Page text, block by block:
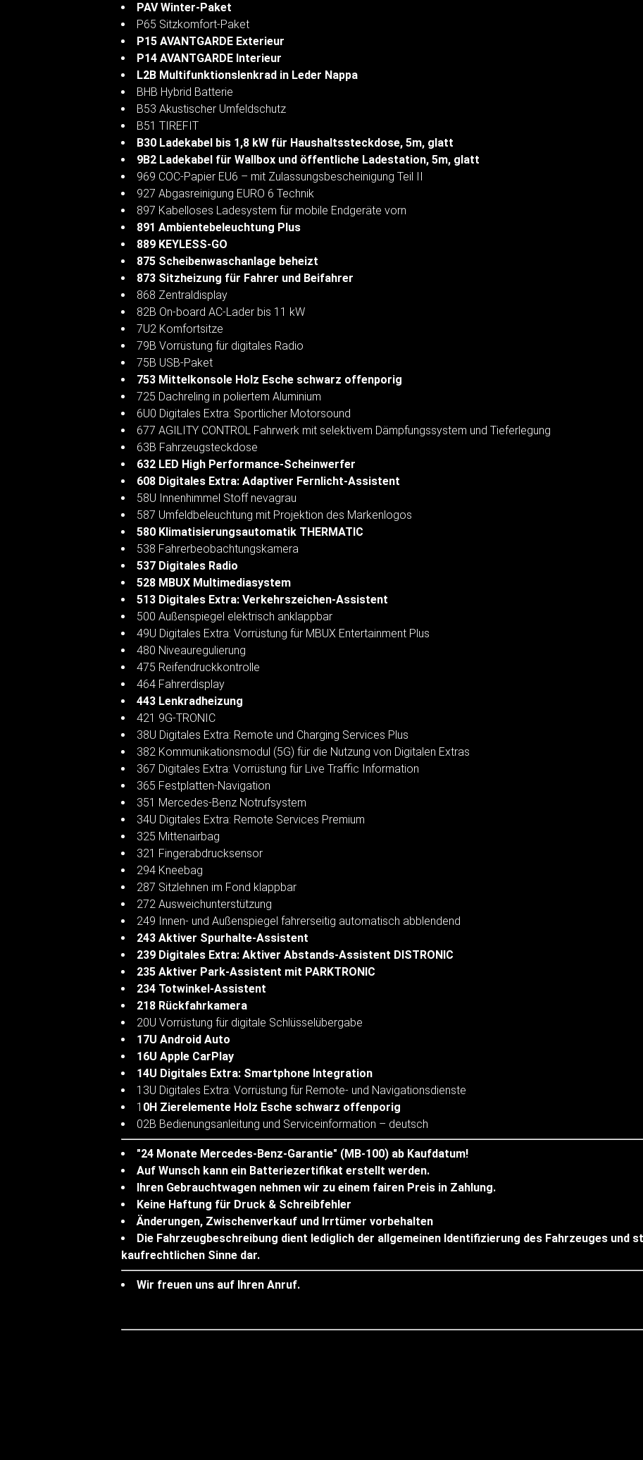
PAV Winter-Paket
P65 Sitzkomfort-Paket
P15 AVANTGARDE Exterieur
P14 AVANTGARDE Interieur
L2B Multifunktionslenkrad in Leder Nappa
BHB Hybrid Batterie
B53 Akustischer Umfeldschutz
B51 TIREFIT
B30 Ladekabel bis 1,8 kW für Haushaltssteckdose, 5m, glatt
9B2 Ladekabel für Wallbox und öffentliche Ladestation, 5m, glatt
969 COC-Papier EU6 – mit Zulassungsbescheinigung Teil II
927 Abgasreinigung EURO 6 Technik
897 Kabelloses Ladesystem für mobile Endgeräte vorn
891 Ambientebeleuchtung Plus
889 KEYLESS-GO
875 Scheibenwaschanlage beheizt
873 Sitzheizung für Fahrer und Beifahrer
868 Zentraldisplay
82B On-board AC-Lader bis 11 kW
7U2 Komfortsitze
79B Vorrüstung für digitales Radio
75B USB-Paket
753 Mittelkonsole Holz Esche schwarz offenporig
725 Dachreling in poliertem Aluminium
6U0 Digitales Extra: Sportlicher Motorsound
677 AGILITY CONTROL Fahrwerk mit selektivem Dämpfungssystem und Tieferlegung
63B Fahrzeugsteckdose
632 LED High Performance-Scheinwerfer
608 Digitales Extra: Adaptiver Fernlicht-Assistent
58U Innenhimmel Stoff nevagrau
587 Umfeldbeleuchtung mit Projektion des Markenlogos
580 Klimatisierungsautomatik THERMATIC
538 Fahrerbeobachtungskamera
537 Digitales Radio
528 MBUX Multimediasystem
513 Digitales Extra: Verkehrszeichen-Assistent
500 Außenspiegel elektrisch anklappbar
49U Digitales Extra: Vorrüstung für MBUX Entertainment Plus
480 Niveauregulierung
475 Reifendruckkontrolle
464 Fahrerdisplay
443 Lenkradheizung
421 9G-TRONIC
38U Digitales Extra: Remote und Charging Services Plus
382 Kommunikationsmodul (5G) für die Nutzung von Digitalen Extras
367 Digitales Extra: Vorrüstung für Live Traffic Information
365 Festplatten-Navigation
351 Mercedes-Benz Notrufsystem
34U Digitales Extra: Remote Services Premium
325 Mittenairbag
321 Fingerabdrucksensor
294 Kneebag
287 Sitzlehnen im Fond klappbar
272 Ausweichunterstützung
249 Innen- und Außenspiegel fahrerseitig automatisch abblendend
243 Aktiver Spurhalte-Assistent
239 Digitales Extra: Aktiver Abstands-Assistent DISTRONIC
235 Aktiver Park-Assistent mit PARKTRONIC
234 Totwinkel-Assistent
218 Rückfahrkamera
20U Vorrüstung für digitale Schlüsselübergabe
17U Android Auto
16U Apple CarPlay
14U Digitales Extra: Smartphone Integration
13U Digitales Extra: Vorrüstung für Remote- und Navigationsdienste
1 0H Zierelemente Holz Esche schwarz offenporig
02B Bedienungsanleitung und Serviceinformation – deutsch
"24 Monate Mercedes-Benz-Garantie" (MB-100) ab Kaufdatum!
Auf Wunsch kann ein Batteriezertifikat erstellt werden.
Ihren Gebrauchtwagen nehmen wir zu einem fairen Preis in Zahlung.
Keine Haftung für Druck & Schreibfehler
Änderungen, Zwischenverkauf und Irrtümer vorbehalten
Die Fahrzeugbeschreibung dient lediglich der allgemeinen Identifizierung des Fahrzeuges und
kaufrechtlichen Sinne dar.
Wir freuen uns auf Ihren Anruf.